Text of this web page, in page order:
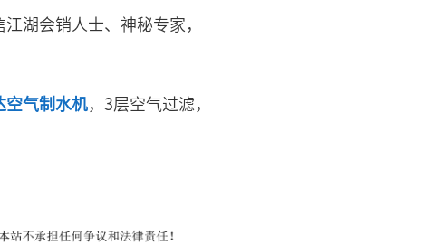
湖会销人士、神秘专家，
空气制水机，3层空气过滤，